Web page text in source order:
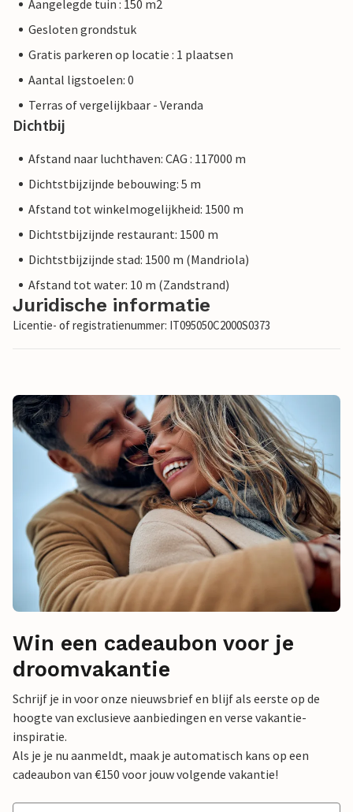
Aangelegde tuin : 150 m2
Gesloten grondstuk
Gratis parkeren op locatie : 1 plaatsen
Aantal ligstoelen: 0
Terras of vergelijkbaar - Veranda
Dichtbij
Afstand naar luchthaven: CAG : 117000 m
Dichtstbijzijnde bebouwing: 5 m
Afstand tot winkelmogelijkheid: 1500 m
Dichtstbijzijnde restaurant: 1500 m
Dichtstbijzijnde stad: 1500 m (Mandriola)
Afstand tot water: 10 m (Zandstrand)
Juridische informatie
Licentie- of registratienummer: IT095050C2000S0373
Win een cadeaubon voor je
droomvakantie
Schrijf je in voor onze nieuwsbrief en blijf als eerste op de
hoogte van exclusieve aanbiedingen en verse vakantie-
inspiratie.
Als je je nu aanmeldt, maak je automatisch kans op een
cadeaubon van €150 voor jouw volgende vakantie!